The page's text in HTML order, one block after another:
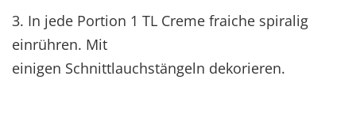
3. In jede Portion 1 TL Creme fraiche spiralig
einrühren. Mit
einigen Schnittlauchstängeln dekorieren.